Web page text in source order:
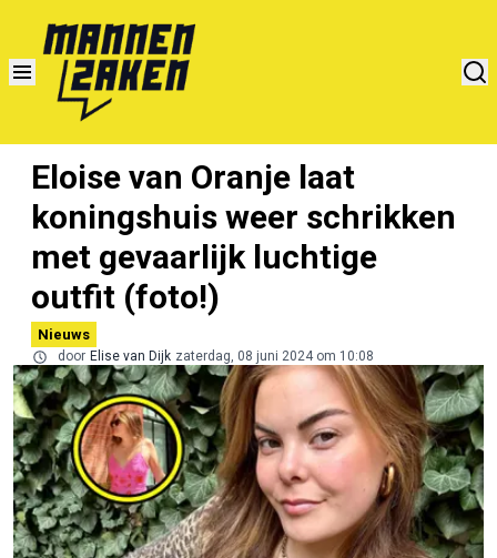
Eloise van Oranje laat
koningshuis weer schrikken
met gevaarlijk luchtige
outfit (foto!)
Nieuws
door Elise van Dijk zaterdag, 08 juni 2024 om 10:08